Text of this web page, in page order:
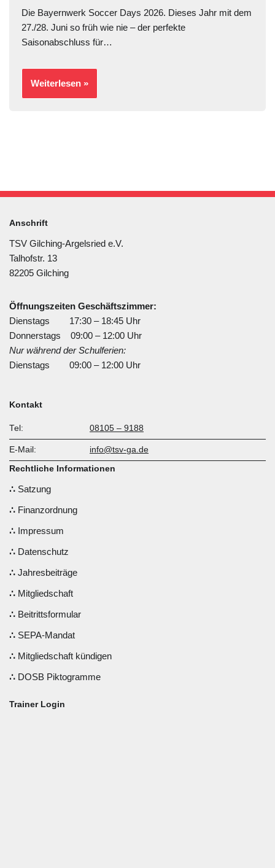
Die Bayernwerk Soccer Days 2026. Dieses Jahr mit dem
27./28. Juni so früh wie nie – der perfekte
Saisonabschluss für…
Weiterlesen »
Anschrift
TSV Gilching-Argelsried e.V.
Talhofstr. 13
82205 Gilching
Öffnungszeiten Geschäftszimmer:
Dienstags 17:30 – 18:45 Uhr
Donnerstags 09:00 – 12:00 Uhr
Nur während der Schulferien:
Dienstags 09:00 – 12:00 Uhr
Kontakt
Tel: 08105 – 9188
E-Mail: info@tsv-ga.de
Rechtliche Informationen
Satzung
Finanzordnung
Impressum
Datenschutz
Jahresbeiträge
Mitgliedschaft
Beitrittsformular
SEPA-Mandat
Mitgliedschaft kündigen
DOSB Piktogramme
Trainer Login